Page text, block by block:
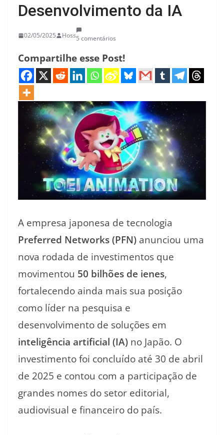
Desenvolvimento da IA
02/05/2025 Hoss5 comentários
Compartilhe esse Post!
A empresa japonesa de tecnologia
Preferred Networks (PFN) anunciou uma
nova rodada de investimentos que
movimentou 50 bilhões de ienes,
fortalecendo ainda mais sua posição
como líder na pesquisa e
desenvolvimento de soluções em
inteligência artificial (IA) no Japão. O
investimento foi concluído até 30 de abril
de 2025 e contou com a participação de
grandes nomes do setor editorial,
audiovisual e financeiro do país.